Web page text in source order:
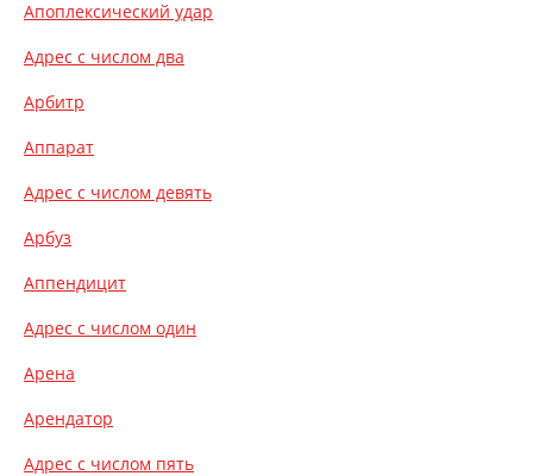
Апоплексический удар
Адрес с числом два
Арбитр
Аппарат
Адрес с числом девять
Арбуз
Аппендицит
Адрес с числом один
Арена
Арендатор
Адрес с числом пять